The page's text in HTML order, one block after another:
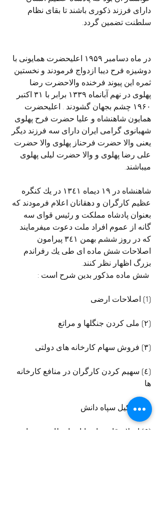
دارای فرزند ذکوری باشند تا بقای نظام
سلطنت تضمین گردد.
در ماه دسامبر ۱۹۵۹ اعلیحضرت همایونی با
دوشیزه فرح دیبا ازدواج فرمودند و نخستین
ثمره این پیوند فرخنده والاحضرت رضا
پهلوی در نهم آبانماه ۱۳۳۹ برابر با ۳۱ اکتبر
۱۹۶۰ چشم بجهان گشودند . اعلیحضرت
همایون شاهنشاه و علیا حضرت فرح پهلوی
شهبانوی گرامی ایران دارای سه فرزند دیگر
یعنی والا حضرت فرحناز پهلوی والا حضرت
علی رضا پهلوی و والا حضرت لیلی پهلوی
میباشند.
شاهنشاه در ۱۹ دیماه ١٣٤١ در يك كنگره
عظیم کارگران و دهقانان اعلام فرمودند که
بعنوان پادشاه مملکت و رئیس قوای سه
گانه از عموم افراد ملت دعوت میفرمایند
که در روز ششم بهمن ٣٤١ پیرامون
اصلاحات شش ماده ای طی يك رفراندم
بزرگ اظهار نظر کنند.
(1) اصلاحات ارضی
(۲) ملی کردن جنگلها و مراتع
(۳) فروش سهام کارخانه های دولتی
(٤) سهیم کردن کارگران در منافع کارخانه
ها
(۵) تشکیل سپاه دانش
(۶) اصلاح قانون انتخابات اعطای حق رای